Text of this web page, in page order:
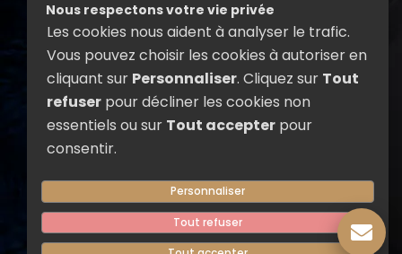
Administration : Elisabeth Henry
admin@la-salamandre.com
RÉSEAUX SOCIAUX
Suivez La Salamandre sur les
actualités, nos spectacles de feu,
compagnie.
F
a
c
Y
o
u
Nous respectons votre vie privée
Les cookies nous aident à analyser le trafic.
Vous pouvez choisir les cookies à autoriser en
cliquant sur Personnaliser. Cliquez sur Tout
refuserpour décliner les cookies non
essentiels ou sur Tout accepterpour
consentir.
Personnaliser
Tout refuser